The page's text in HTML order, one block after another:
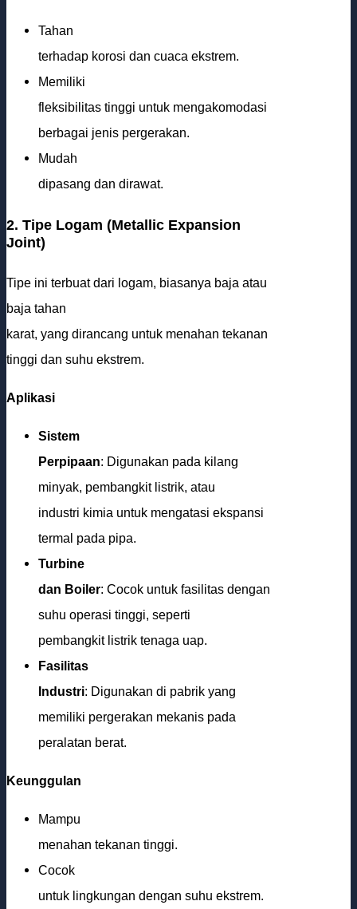
Tahan
terhadap korosi dan cuaca ekstrem.
Memiliki
fleksibilitas tinggi untuk mengakomodasi
berbagai jenis pergerakan.
Mudah
dipasang dan dirawat.
2. Tipe Logam (Metallic Expansion
Joint)
Tipe ini terbuat dari logam, biasanya baja atau
baja tahan
karat, yang dirancang untuk menahan tekanan
tinggi dan suhu ekstrem.
Aplikasi
Sistem
Perpipaan: Digunakan pada kilang
minyak, pembangkit listrik, atau
industri kimia untuk mengatasi ekspansi
termal pada pipa.
Turbine
dan Boiler: Cocok untuk fasilitas dengan
suhu operasi tinggi, seperti
pembangkit listrik tenaga uap.
Fasilitas
Industri: Digunakan di pabrik yang
memiliki pergerakan mekanis pada
peralatan berat.
Keunggulan
Mampu
menahan tekanan tinggi.
Cocok
untuk lingkungan dengan suhu ekstrem.